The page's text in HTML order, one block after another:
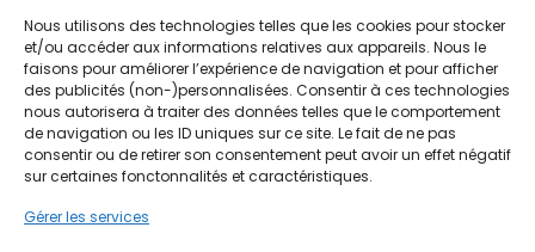
Nous utilisons des technologies telles que les cookies pour stocker
et/ou accéder aux informations relatives aux appareils. Nous le
faisons pour améliorer l’expérience de navigation et pour afficher
des publicités (non-)personnalisées. Consentir à ces technologies
nous autorisera à traiter des données telles que le comportement
de navigation ou les ID uniques sur ce site. Le fait de ne pas
consentir ou de retirer son consentement peut avoir un effet négatif
sur certaines fonctonnalités et caractéristiques.
Gérer les services
Pour les habitants de la préfecture des Landes,
isoler son logement n'est pas seulement une
question d'économie d'énergie, c'est une
nécessité pour préserver la structure du bâti. Les
maisons traditionnelles en pierre ou les
constructions plus récentes en ossature bois,
typiques de la région, réagissent différemment à
ces variations hygrométriques. Une isolation
thermique performante permet de créer une
Ne passez pas à côté de vos
aides !
Faites vite, les budgets
MaPrimeRénov' sont annuels et